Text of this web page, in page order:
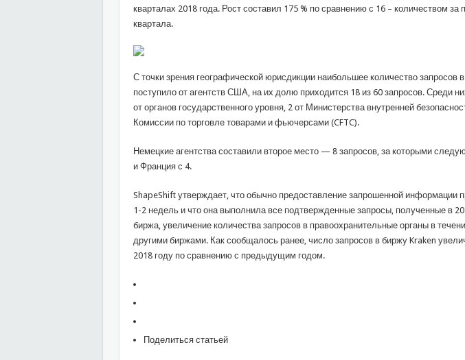
кварталах 2018 года. Рост составил 175 % по сравнению с 16 – количеством
квартала.
С точки зрения географической юрисдикции наибольшее количество запросов
поступило от агентств США, на их долю приходится 18 из 60 запросов. Среди
от органов государственного уровня, 2 от Министерства внутренней
Комиссии по торговле товарами и фьючерсами (CFTC).
Немецкие агентства составили второе место — 8 запросов, за которыми
и Франция с 4.
ShapeShift утверждает, что обычно предоставление запрошенной информации
1-2 недель и что она выполнила все подтвержденные запросы, полученные в
биржа, увеличение количества запросов в правоохранительные органы в
другими биржами. Как сообщалось ранее, число запросов в биржу Kraken
2018 году по сравнению с предыдущим годом.
Поделиться статьей